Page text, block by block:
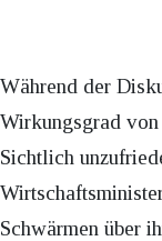
Während der
Wirkungsgrad
Sichtlich
Schwärmen über